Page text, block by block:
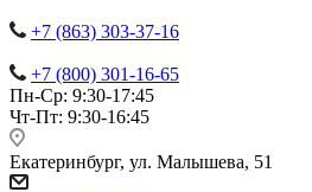
+7 (863) 303-37-16
+7 (800) 301-16-65
Пн-Ср: 9:30-17:45
Чт-Пт: 9:30-16:45
Екатеринбург, ул. Малышева, 51